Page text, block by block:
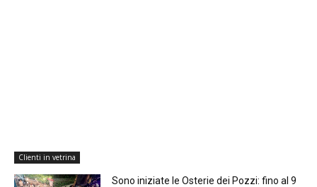
Clienti in vetrina
Sono iniziate le Osterie dei Pozzi: fino al 9